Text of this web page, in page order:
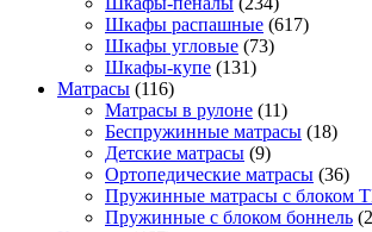
Шкафы распашные (617)
Шкафы угловые (73)
Шкафы-купе (131)
Матрасы (116)
Матрасы в рулоне (11)
Беспружинные матрасы (18)
Детские матрасы (9)
Ортопедические матрасы (36)
Пружинные матрасы с блоком
Пружинные с блоком боннель